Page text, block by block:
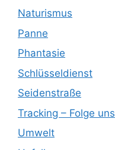
Naturismus
Panne
Phantasie
Schlüsseldienst
Seidenstraße
Tracking – Folge uns
Umwelt